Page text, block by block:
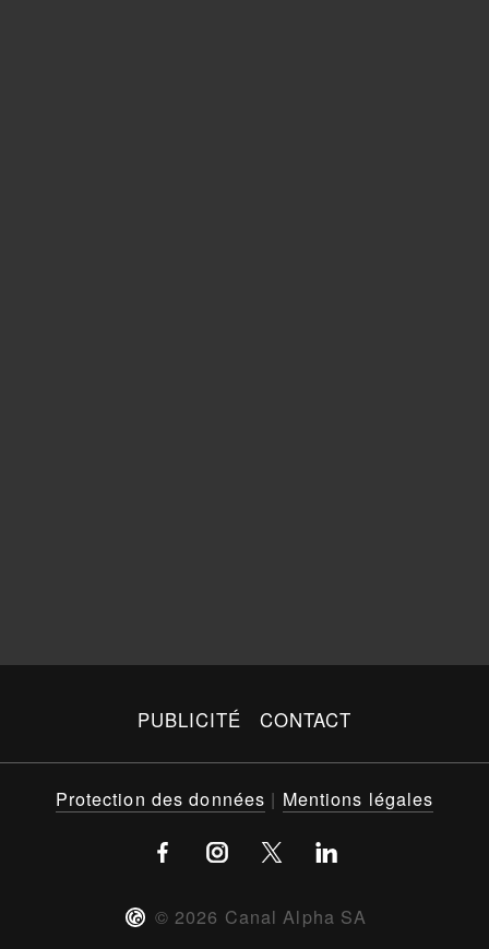
PUBLICITÉ CONTACT
© 2026 Canal Alpha SA
Protection des données | Mentions légales